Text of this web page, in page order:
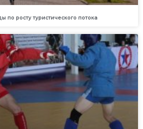
по росту туристического потока